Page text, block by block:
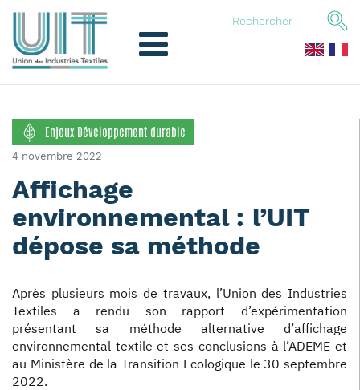
Enjeux Développement durable
4 novembre 2022
Affichage
environnemental : l’UIT
dépose sa méthode
Après plusieurs mois de travaux, l’Union des Industries
Textiles a rendu son rapport d’expérimentation
présentant sa méthode alternative d’affichage
environnemental textile et ses conclusions à l’ADEME et
au Ministère de la Transition Ecologique le 30 septembre
2022.